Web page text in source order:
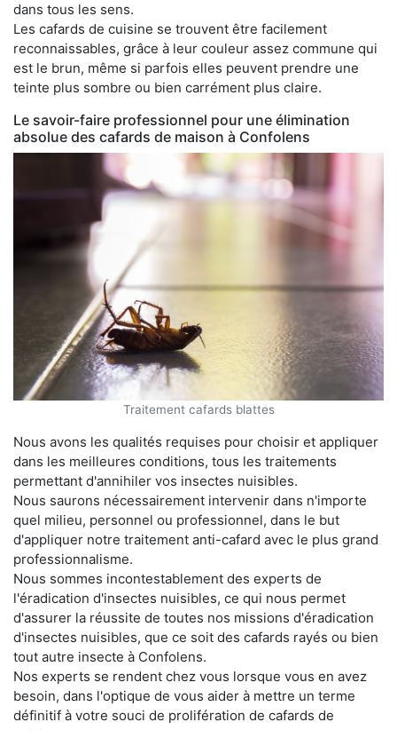
dans tous les sens.
Les cafards de cuisine se trouvent être facilement
reconnaissables, grâce à leur couleur assez commune qui
est le brun, même si parfois elles peuvent prendre une
teinte plus sombre ou bien carrément plus claire.
Le savoir-faire professionnel pour une élimination
absolue des cafards de maison à Confolens
Traitement cafards blattes
Nous avons les qualités requises pour choisir et appliquer
dans les meilleures conditions, tous les traitements
permettant d'annihiler vos insectes nuisibles.
Nous saurons nécessairement intervenir dans n'importe
quel milieu, personnel ou professionnel, dans le but
d'appliquer notre traitement anti-cafard avec le plus grand
professionnalisme.
Nous sommes incontestablement des experts de
l'éradication d'insectes nuisibles, ce qui nous permet
d'assurer la réussite de toutes nos missions d'éradication
d'insectes nuisibles, que ce soit des cafards rayés ou bien
tout autre insecte à Confolens.
Nos experts se rendent chez vous lorsque vous en avez
besoin, dans l'optique de vous aider à mettre un terme
définitif à votre souci de prolifération de cafards de